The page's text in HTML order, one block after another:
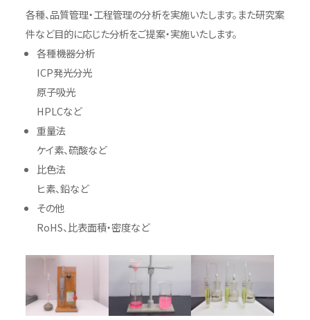
各種、品質管理・工程管理の分析を実施いたします。また研究案
件など目的に応じた分析をご提案・実施いたします。
各種機器分析
ICP発光分光
原子吸光
HPLCなど
重量法
ケイ素、硫酸など
比色法
ヒ素、鉛など
その他
RoHS、比表面積・密度など